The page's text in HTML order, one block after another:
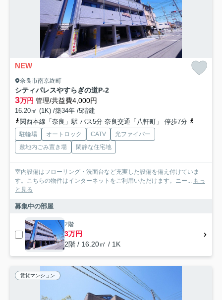
NEW
奈良市南京終町
シティパレスやすらぎの道P-2
3万円 管理/共益費4,000円
16.20㎡ (1K) /築34年 /5階建
関西本線「奈良」駅 バス5分 奈良交通「八軒町」 停歩7分
駐輪場 オートロック CATV
光ファイバー
敷地内ごみ置き場
閑静な住宅地
室内設備はフローリング・洗面台など充実した設備を備え付けていま
す。こちらの物件はインターネットをご利用いただけます。ニー... もっ
と見る
募集中の部屋
2階
3万円
2階 / 16.20㎡ / 1K
賃貸マンション